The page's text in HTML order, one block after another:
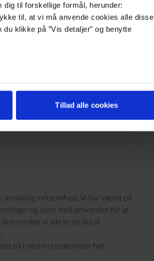
til forskellige formål, herunder:
til, at vi må anvende cookies alle disse
klikke på ”Vis detaljer” og benytte
Tillad alle cookies
økologiske landbrugselever og
med Landbrug & Fødevarer for
vi står overfor i fremtidens
seks Sinatur hoteller.
virksomhed. Vi har været på
og sejre med omverden for at
verden vi alle er en del af.
.
på naturens præmisser her